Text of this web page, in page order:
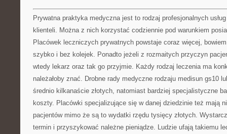
Prywatna praktyka medyczna jest to rodzaj profesjonalnych
klienteli. Można z nich korzystać codziennie pod warunkiem
Placówek leczniczych prywatnych powstaje coraz więcej,
szybko i bez kolejek. Ponadto jeżeli z rozmaitych przyczyn
wtedy lekarz oraz tak go przyjmie. Każdy rodzaj leczenia ma
należałoby znać. Drobne rady medyczne rodzaju medisun gs10
średnio kilkanaście złotych, natomiast bardziej specjalistyczne
koszty. Placówki specjalizujące się w danej dziedzinie też mają
pacjentów mimo że są to wydatki rzędu tysięcy złotych.
termin i przyszykować należne pieniądze. Ludzie ufają takiemu